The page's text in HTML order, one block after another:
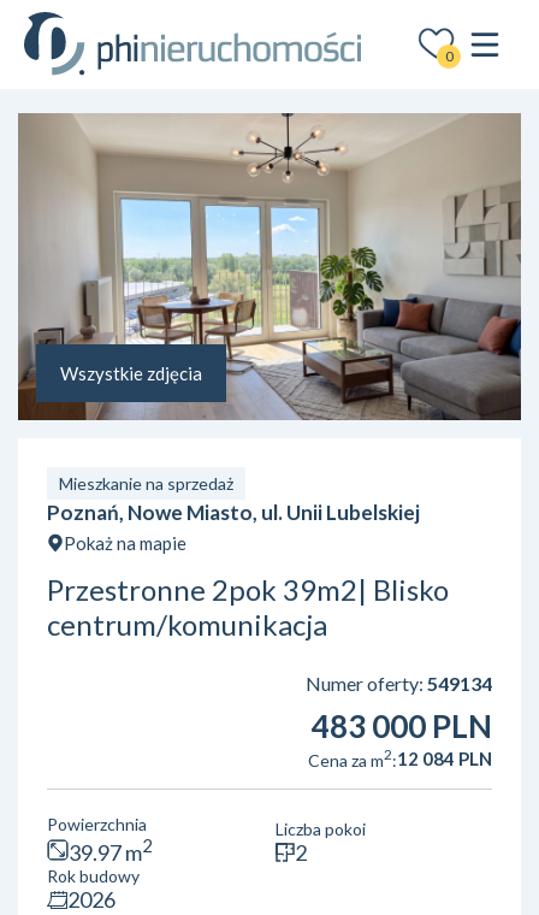
0
Wszystkie zdjęcia
Mieszkanie na sprzedaż
Poznań, Nowe Miasto, ul. Unii Lubelskiej
Pokaż na mapie
Przestronne 2pok 39m2| Blisko
centrum/komunikacja
Numer oferty: 549134
483 000 PLN
Cena za m2:12 084 PLN
Powierzchnia
39.97 m2
Liczba pokoi
2
Rok budowy
2026